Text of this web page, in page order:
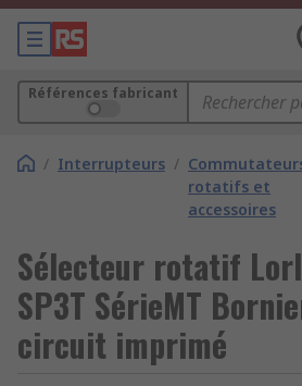
Références fabricant
/ Interrupteurs /
rotatifs et
accessoires
Sélecteur rotatif
SP3T SérieMT
circuit imprimé